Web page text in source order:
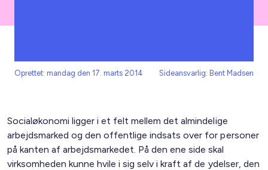
Oprettet: mandag den 17. marts 2014 Sideansvarlig: Bent Madsen
Socialøkonomi ligger i et felt mellem det almindelige
arbejdsmarked og den offentlige indsats over for personer
på kanten af arbejdsmarkedet. På den ene side skal
virksomheden kunne hvile i sig selv i kraft af de ydelser, den